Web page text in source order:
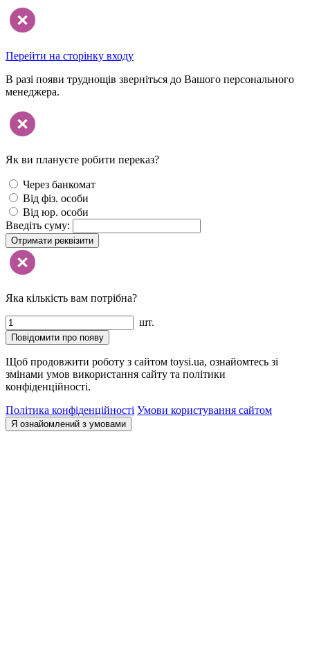
Перейти на сторінку входу
В разі появи труднощів зверніться до Вашого персонального
менеджера.
Як ви плануєте робити переказ?
Через банкомат
Від фіз. особи
Від юр. особи
Введіть суму:
Отримати реквізити
Яка кількість вам потрібна?
шт.
Повідомити про появу
Щоб продовжити роботу з сайтом toysi.ua, ознайомтесь зі
змінами умов використання сайту та політики
конфіденційності.
Політика конфіденційності Умови користування сайтом
Я ознайомлений з умовами